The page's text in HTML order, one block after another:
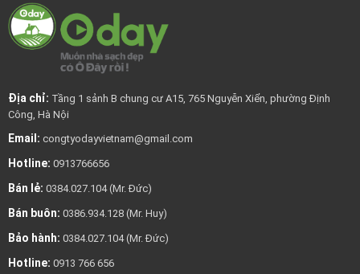
Địa chỉ: Tầng 1 sảnh B chung cư A15, 765 Nguyễn Xiển, phường Định
Công, Hà Nội
Email: congtyodayvietnam@gmail.com
Hotline: 0913766656
Bán lẻ: 0384.027.104 (Mr. Đức)
Bán buôn: 0386.934.128 (Mr. Huy)
Bảo hành: 0384.027.104 (Mr. Đức)
Hotline: 0913 766 656